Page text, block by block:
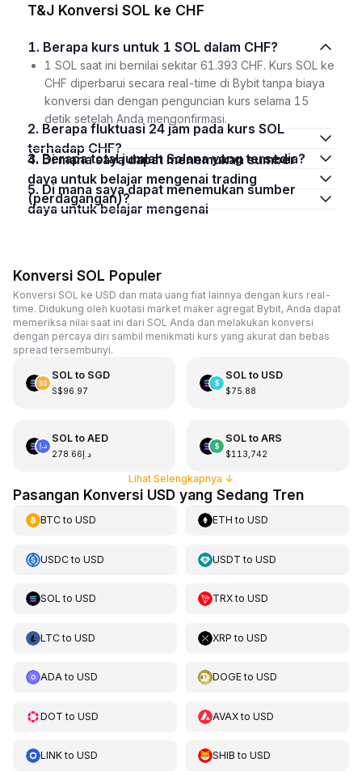
T&J Konversi SOL ke CHF
1. Berapa kurs untuk 1 SOL dalam CHF?
1 SOL saat ini bernilai sekitar 61.393 CHF. Kurs SOL ke
CHF diperbarui secara real-time di Bybit tanpa biaya
konversi dan dengan penguncian kurs selama 15
detik setelah Anda mengonfirmasi.
2. Berapa fluktuasi 24 jam pada kurs SOL
terhadap CHF?
3. Berapa total jumlah Solana yang tersedia?
4. Di mana saya dapat menemukan sumber
daya untuk belajar mengenai trading
(perdagangan)?
5. Di mana saya dapat menemukan sumber
daya untuk belajar mengenai
Konversi SOL Populer
Konversi SOL ke USD dan mata uang fiat lainnya dengan kurs real-
time. Didukung oleh kuotasi market maker agregat Bybit, Anda dapat
memeriksa nilai saat ini dari SOL Anda dan melakukan konversi
dengan percaya diri sambil menikmati kurs yang akurat dan bebas
spread tersembunyi.
SOLto SGD
S$96.97
SOLto USD
$75.88
SOLto AED
د.إ278.66
SOLto ARS
$113,742
Lihat Selengkapnya ↓
Pasangan Konversi USD yang Sedang Tren
BTCto USD ETH toUSD
USDCto USD USDT toUSD
SOL to USD TRXtoUSD
LTCto USD XRP toUSD
ADAto USD DOGEtoUSD
DOT to USD AVAXtoUSD
LINKto USD SHIB toUSD